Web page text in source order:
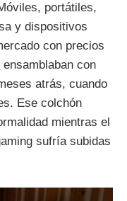
portátiles,
y dispositivos
con precios
con
atrás, cuando
Ese colchón
mientras el
sufría subidas